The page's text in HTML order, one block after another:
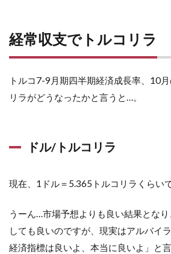
経常収支でトルコリラ
トルコ7-9月期四半期経済成長率、10
リラがどうなったかと言うと…。
ドル/トルコリラ
現在、1ドル＝5.365トルコリラくらい
うーん…市場予想よりも良い結果とな
しても良いのですが、現実はアルバイ
経済指標は良いよ、本当に良いよ」と